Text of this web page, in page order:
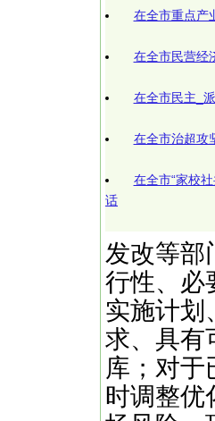
在全市重点产
在全市民营经
在全市民主_
在全市治超攻
在全市“家校
话
发改等部
行性、必
实施计划
求、具有
库；对于
时调整优